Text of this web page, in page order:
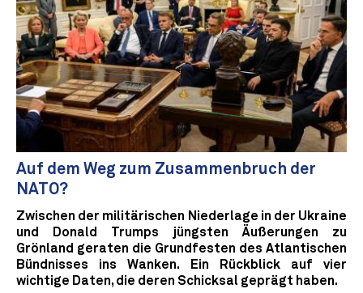
Auf dem Weg zum Zusammenbruch der
NATO?
Zwischen der militärischen Niederlage in der Ukraine
und Donald Trumps jüngsten Äußerungen zu
Grönland geraten die Grundfesten des Atlantischen
Bündnisses ins Wanken. Ein Rückblick auf vier
wichtige Daten, die deren Schicksal geprägt haben.